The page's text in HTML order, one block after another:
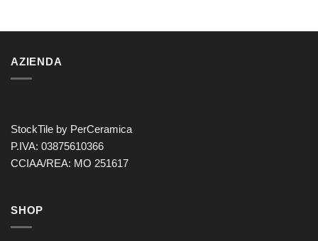
AZIENDA
StockTile by PerCeramica
P.IVA: 03875610366
CCIAA/REA: MO 251617
SHOP